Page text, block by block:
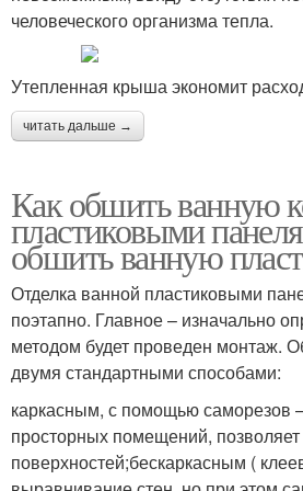
человеческого организма тепла.
Утепленная крыша экономит
читать дальше →
Как обшить ванную
пластиковыми
обшить ванную
Отделка ванной пластиковыми
поэтапно. Главное – изначально
методом будет проведен монтаж.
двумя стандартными способами:
каркасным, с помощью саморезов
просторных помещений,
поверхностей;бескаркасным (